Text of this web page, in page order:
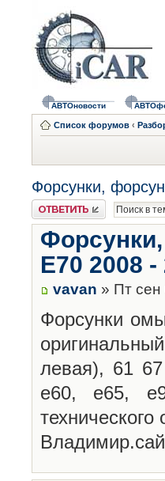
АВТОновости
Список форумов ‹
Форсунки,
Ответить
Е70 2008 -
vavan » Пт сен
Форсунки
левая), 61
е60, е65,